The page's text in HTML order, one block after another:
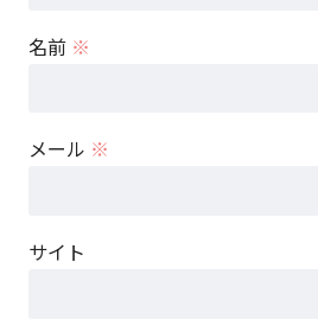
名前 ※
メール ※
サイト